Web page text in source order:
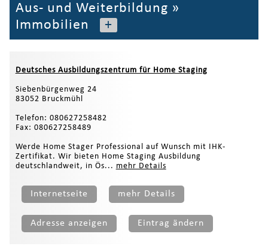
Aus- und Weiterbildung »
Immobilien
+
Deutsches Ausbildungszentrum für Home Staging
Siebenbürgenweg 24
83052 Bruckmühl
Telefon: 080627258482
Fax: 080627258489
Werde Home Stager Professional auf Wunsch mit IHK-
Zertifikat. Wir bieten Home Staging Ausbildung
deutschlandweit, in Ös... mehr Details
Internetseite mehr Details
Adresse anzeigen Eintrag ändern